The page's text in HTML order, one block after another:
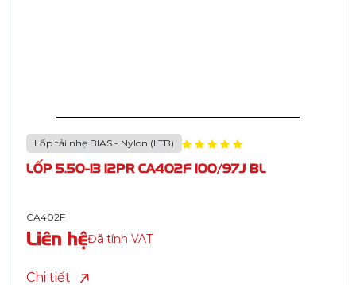
Lốp tải nhẹ BIAS - Nylon (LTB)
LỐP 5.50-13 12PR CA402F 100/97J BL
CA402F
Liên hệĐã tính VAT
Chi tiết